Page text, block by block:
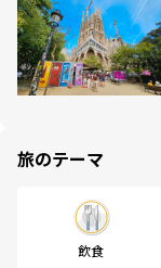
旅のテーマ
飲食